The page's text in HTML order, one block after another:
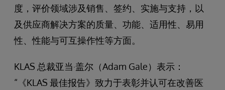
度，评价领域涉及销售、签约、实施与支持，以
及供应商解决方案的质量、功能、适用性、易用
性、性能与可互操作性等方面。
KLAS 总裁亚当·盖尔（Adam Gale）表示：
“《KLAS 最佳报告》致力于表彰并认可在改善医